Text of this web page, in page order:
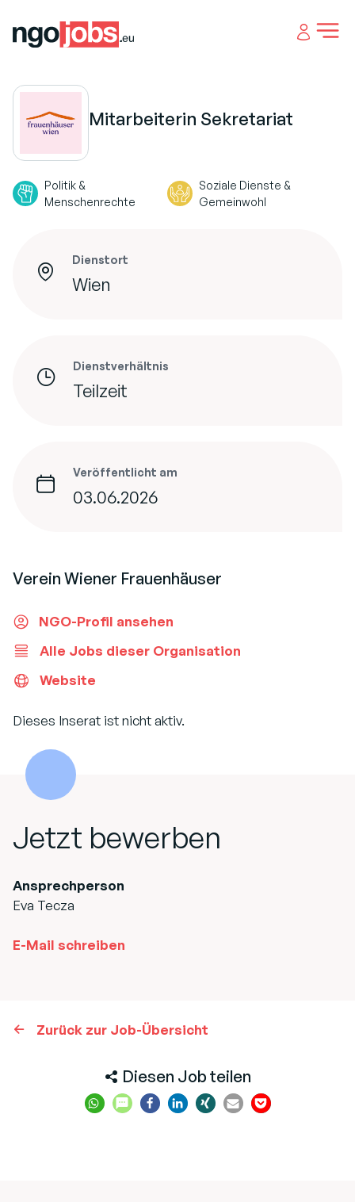
Open
Mitarbeiterin Sekretariat
Politik &
Menschenrechte
Soziale Dienste &
Gemeinwohl
Dienstort
Wien
Dienstverhältnis
Teilzeit
Veröffentlicht am
03.06.2026
Verein Wiener Frauenhäuser
NGO-Profil ansehen
Alle Jobs dieser Organisation
Website
Dieses Inserat ist nicht aktiv.
Jetzt bewerben
Ansprechperson
Eva Tecza
E-Mail schreiben
Zurück zur Job-Übersicht
Diesen Job teilen